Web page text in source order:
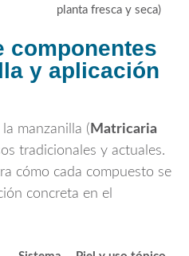
planta fresca y seca)
componentes
y aplicación
manzanilla ( Matricaria
tradicionales y actuales.
cómo cada compuesto se
concreta en el